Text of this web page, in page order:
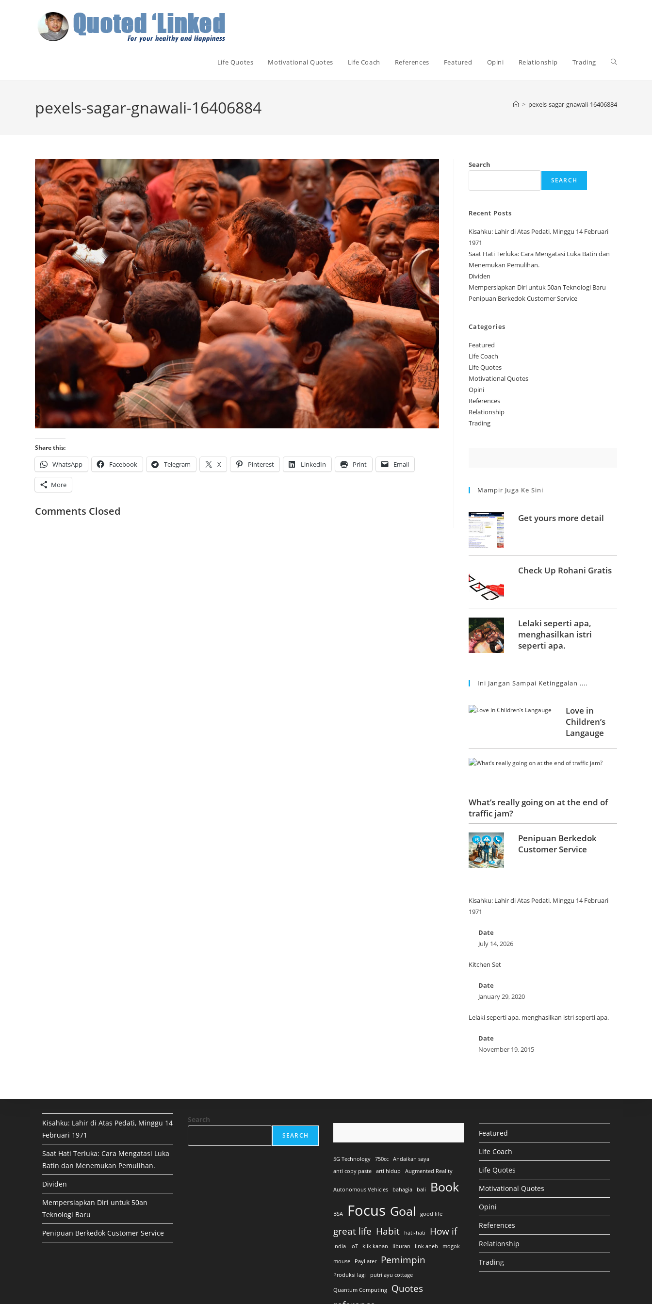
Life Quotes Motivational Quotes Life Coach References Featured Opini Relationship Trading Toggle
pexels-sagar-gnawali-16406884 > pexels-sagar-gnawali-16406884
Share this:
WhatsApp Facebook Telegram X Pinterest LinkedIn Print Email
More
Comments Closed
Search
SEARCH
Recent Posts
Kisahku: Lahir di Atas Pedati, Minggu 14 Februari
1971
Saat Hati Terluka: Cara Mengatasi Luka Batin dan
Menemukan Pemulihan.
Dividen
Mempersiapkan Diri untuk 50an Teknologi Baru
Penipuan Berkedok Customer Service
Categories
Featured
Life Coach
Life Quotes
Motivational Quotes
Opini
References
Relationship
Trading
Mampir Juga Ke Sini
Get yours more detail
Check Up Rohani Gratis
Lelaki seperti apa,
menghasilkan istri
seperti apa.
Ini Jangan Sampai Ketinggalan ....
Love in
Children’s
Langauge
What’s really going on at the end of
traffic jam?
Penipuan Berkedok
Customer Service
Kisahku: Lahir di Atas Pedati, Minggu 14 Februari
1971
Date
July 14, 2026
Kitchen Set
Date
January 29, 2020
Lelaki seperti apa, menghasilkan istri seperti apa.
Date
November 19, 2015
Kisahku: Lahir di Atas Pedati, Minggu 14
Februari 1971
Saat Hati Terluka: Cara Mengatasi Luka
Batin dan Menemukan Pemulihan.
Dividen
Mempersiapkan Diri untuk 50an
Teknologi Baru
Penipuan Berkedok Customer Service
Search
SEARCH
5G Technology 750cc
Andaikan saya
anti copy paste
arti hidup Augmented Reality
Autonomous Vehicles bahagia bali Book
BSA Focus Goal good life
great life Habit hati-hati How if
India IoT klik kanan liburan link aneh mogok
mouse PayLater Pemimpin
Produksi lagi putri ayu cottage
Quantum Computing
Quotes
Featured
Life Coach
Life Quotes
Motivational Quotes
Opini
References
Relationship
Trading